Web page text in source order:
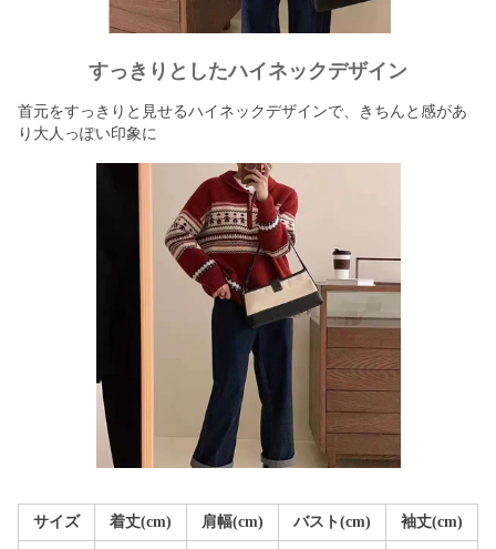
すっきりとしたハイネックデザイン
首元をすっきりと見せるハイネックデザインで、きちんと感があ
り大人っぽい印象に
サイズ 着丈(cm) 肩幅(cm) バスト(cm) 袖丈(cm)